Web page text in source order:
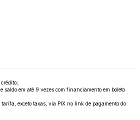
saldo em até 9 vezes com financiamento em boleto
exceto taxas, via PIX no link de pagamento do